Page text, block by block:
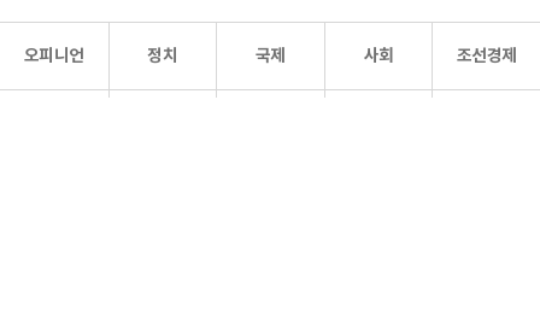
오피니언 정치 국제 사회 조선경제